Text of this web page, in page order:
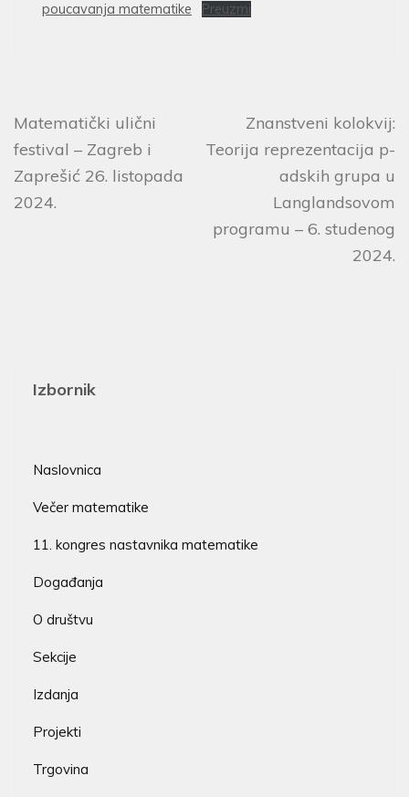
poucavanja matematike
Preuzmi
Matematički ulični
festival – Zagreb i
Zaprešić 26. listopada
2024.
Znanstveni kolokvij:
Teorija reprezentacija p-
adskih grupa u
Langlandsovom
programu – 6. studenog
2024.
Izbornik
Naslovnica
Večer matematike
11. kongres nastavnika matematike
Događanja
O društvu
Sekcije
Izdanja
Projekti
Trgovina